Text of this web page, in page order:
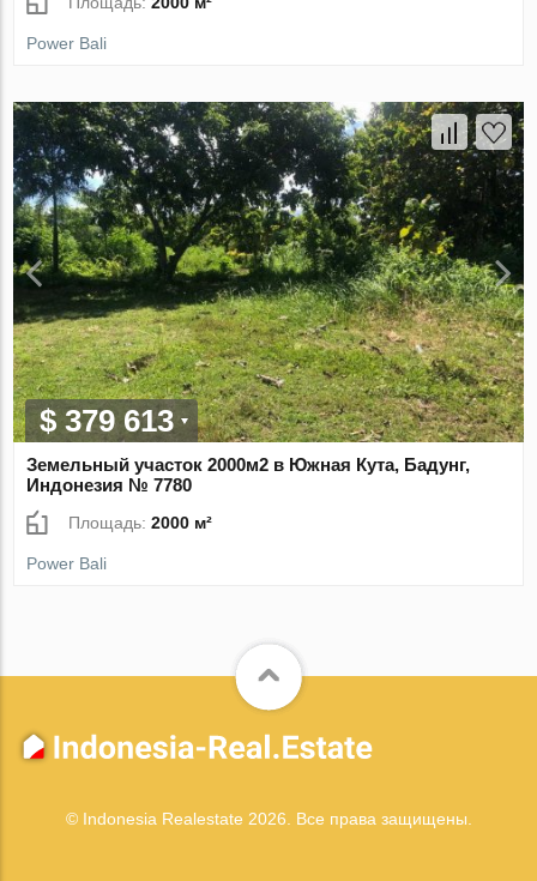
Power Bali
$ 379 613
Земельный участок 2000м2 в Южная Кута, Бадунг,
Индонезия № 7780
Площадь:2000 м²
Power Bali
© Indonesia Realestate 2026. Все права защищены.